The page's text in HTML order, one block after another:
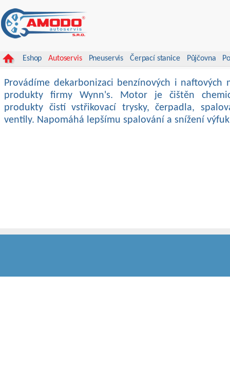
Eshop Autoservis Pneuservis Čerpací stanice Půjčovna
Provádíme dekarbonizaci benzínových i naftových
produkty firmy Wynn's. Motor je čištěn
produkty čistí vstřikovací trysky, čerpadla,
ventily. Napomáhá lepšímu spalování a snížení